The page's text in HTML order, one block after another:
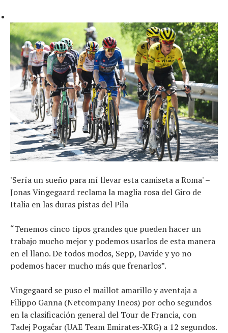
'Sería un sueño para mí llevar esta camiseta a Roma' –
Jonas Vingegaard reclama la maglia rosa del Giro de
Italia en las duras pistas del Pila
“Tenemos cinco tipos grandes que pueden hacer un
trabajo mucho mejor y podemos usarlos de esta manera
en el llano. De todos modos, Sepp, Davide y yo no
podemos hacer mucho más que frenarlos”.
Vingegaard se puso el maillot amarillo y aventaja a
Filippo Ganna (Netcompany Ineos) por ocho segundos
en la clasificación general del Tour de Francia, con
Tadej Pogačar (UAE Team Emirates-XRG) a 12 segundos.